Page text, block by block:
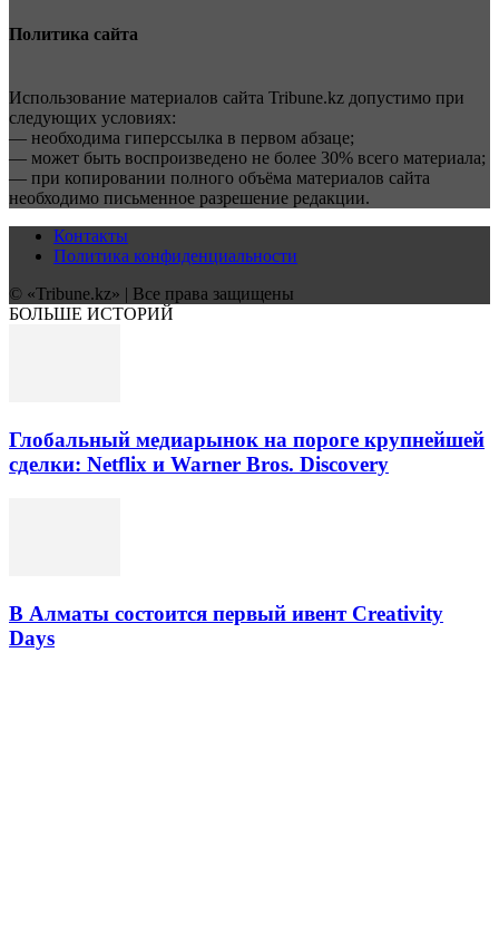
Политика сайта
Использование материалов сайта Tribune.kz допустимо при
следующих условиях:
— необходима гиперссылка в первом абзаце;
— может быть воспроизведено не более 30% всего материала;
— при копировании полного объёма материалов сайта
необходимо письменное разрешение редакции.
Контакты
Политика конфиденциальности
© «Tribune.kz» | Все права защищены
БОЛЬШЕ ИСТОРИЙ
Глобальный медиарынок на пороге крупнейшей
сделки: Netflix и Warner Bros. Discovery
В Алматы состоится первый ивент Creativity
Days